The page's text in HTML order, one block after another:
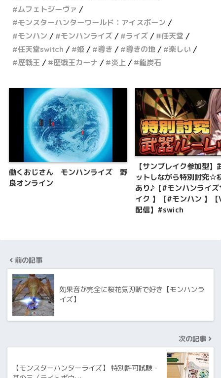
ムフェトジーヴァ
モンスターハンターワールド：アイスボーン
モンハン
モンハンライズ ライズ
任天堂
任天堂switch
姫 導き 導きの地
楽しい
歴戦王
歴戦王カーナ 炎上 龍炭石
働くおじさん モンハンライズ 野
良オンライン
【サンブレイク参加型】
ットしながら特別討究☆
あり♪【#モンハンライ
イク 】【#モンハン 】
配信】#swich
前の記事
効果音が完全に桜花気刃斬で好き【モンハンラ
イズ】
次の記事
【モンスターハンターライズ】 特別許可試験・